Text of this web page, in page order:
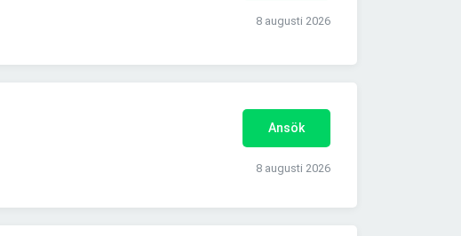
8 augusti 2026
Ansök
8 augusti 2026